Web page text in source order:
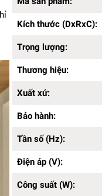
Thương hiệu:
Bảo hành:12 tháng
Tần số (Hz):
Điện áp (V):
Công suất (W):
Kiểu lắp đặt:
Đứng
Chế độ hẹn giờ:
Màu sắc:Trắng
Chất liệu sản phẩm:
Kích thước (DxRxC):
Trọng lượng:
Thương hiệu:
Xuất xứ:
Bảo hành:
Tần số (Hz):
Điện áp (V):
Công suất (W):